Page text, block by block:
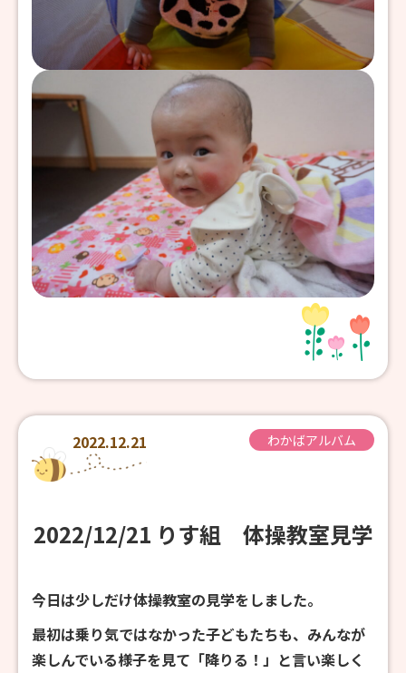
2022.12.21 わかばアルバム
2022/12/21 りす組 体操教室見学
今日は少しだけ体操教室の見学をしました。
最初は乗り気ではなかった子どもたちも、みんなが
楽しんでいる様子を見て「降りる！」と言い楽しく